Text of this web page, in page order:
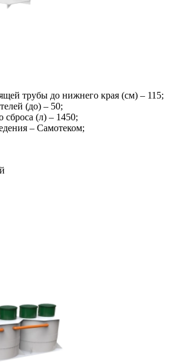
трубы до нижнего края (см) – 115;
(до) – 50;
сброса (л) – 1450;
– Самотеком;